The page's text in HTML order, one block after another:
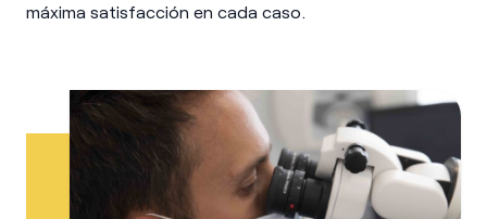
máxima satisfacción en cada caso.